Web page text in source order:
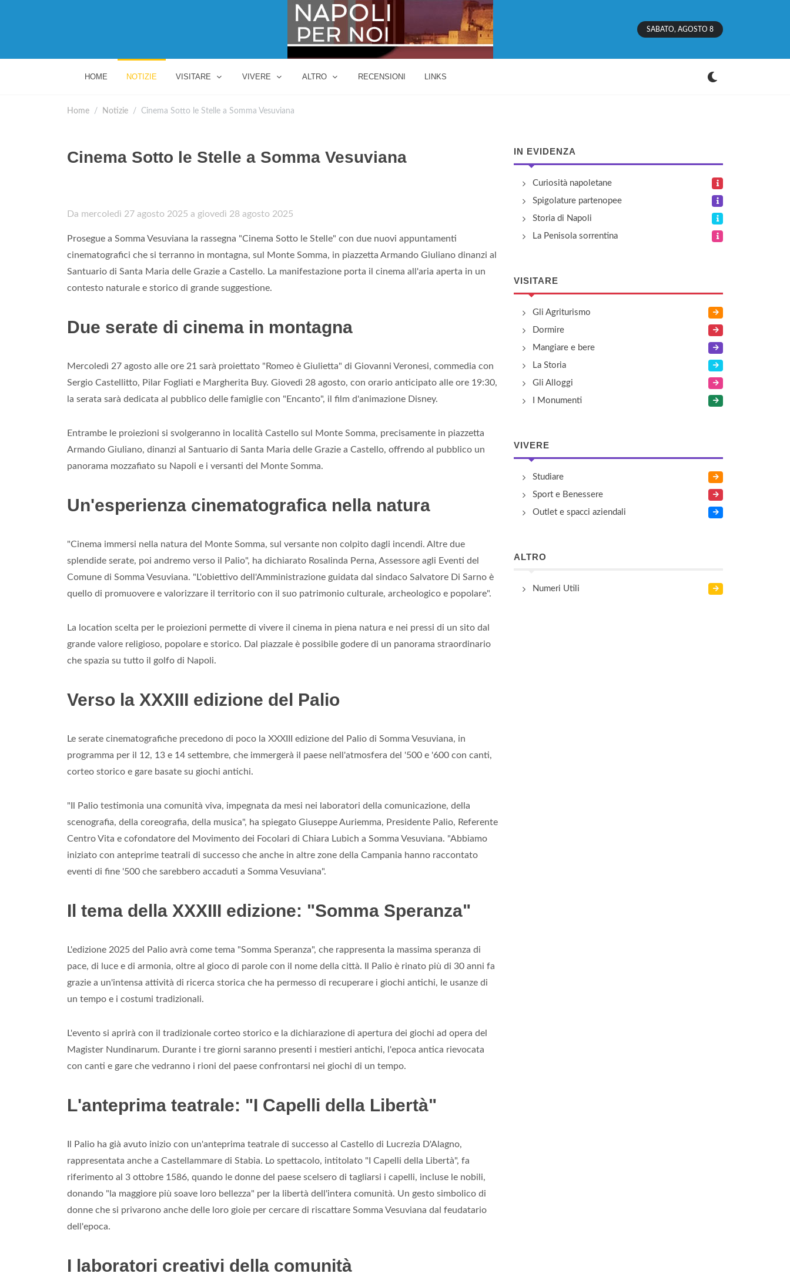
SABATO, AGOSTO 8
HOME NOTIZIE VISITARE VIVERE ALTRO RECENSIONI LINKS
Home Notizie Cinema Sotto le Stelle a Somma Vesuviana
Cinema Sotto le Stelle a Somma Vesuviana
Da mercoledì 27 agosto 2025 a giovedì 28 agosto 2025
Prosegue a Somma Vesuviana la rassegna "Cinema Sotto le Stelle" con due nuovi appuntamenti
cinematografici che si terranno in montagna, sul Monte Somma, in piazzetta Armando Giuliano dinanzi al
Santuario di Santa Maria delle Grazie a Castello. La manifestazione porta il cinema all'aria aperta in un
contesto naturale e storico di grande suggestione.
Due serate di cinema in montagna
Mercoledì 27 agosto alle ore 21 sarà proiettato "Romeo è Giulietta" di Giovanni Veronesi, commedia con
Sergio Castellitto, Pilar Fogliati e Margherita Buy. Giovedì 28 agosto, con orario anticipato alle ore 19:30,
la serata sarà dedicata al pubblico delle famiglie con "Encanto", il film d'animazione Disney.
Entrambe le proiezioni si svolgeranno in località Castello sul Monte Somma, precisamente in piazzetta
Armando Giuliano, dinanzi al Santuario di Santa Maria delle Grazie a Castello, offrendo al pubblico un
panorama mozzafiato su Napoli e i versanti del Monte Somma.
Un'esperienza cinematografica nella natura
"Cinema immersi nella natura del Monte Somma, sul versante non colpito dagli incendi. Altre due
splendide serate, poi andremo verso il Palio", ha dichiarato Rosalinda Perna, Assessore agli Eventi del
Comune di Somma Vesuviana. "L'obiettivo dell'Amministrazione guidata dal sindaco Salvatore Di Sarno è
quello di promuovere e valorizzare il territorio con il suo patrimonio culturale, archeologico e popolare".
La location scelta per le proiezioni permette di vivere il cinema in piena natura e nei pressi di un sito dal
grande valore religioso, popolare e storico. Dal piazzale è possibile godere di un panorama straordinario
che spazia su tutto il golfo di Napoli.
Verso la XXXIII edizione del Palio
Le serate cinematografiche precedono di poco la XXXIII edizione del Palio di Somma Vesuviana, in
programma per il 12, 13 e 14 settembre, che immergerà il paese nell'atmosfera del '500 e '600 con canti,
corteo storico e gare basate su giochi antichi.
"Il Palio testimonia una comunità viva, impegnata da mesi nei laboratori della comunicazione, della
scenografia, della coreografia, della musica", ha spiegato Giuseppe Auriemma, Presidente Palio, Referente
Centro Vita e cofondatore del Movimento dei Focolari di Chiara Lubich a Somma Vesuviana. "Abbiamo
iniziato con anteprime teatrali di successo che anche in altre zone della Campania hanno raccontato
eventi di fine '500 che sarebbero accaduti a Somma Vesuviana".
Il tema della XXXIII edizione: "Somma Speranza"
L'edizione 2025 del Palio avrà come tema "Somma Speranza", che rappresenta la massima speranza di
pace, di luce e di armonia, oltre al gioco di parole con il nome della città. Il Palio è rinato più di 30 anni fa
grazie a un'intensa attività di ricerca storica che ha permesso di recuperare i giochi antichi, le usanze di
un tempo e i costumi tradizionali.
L'evento si aprirà con il tradizionale corteo storico e la dichiarazione di apertura dei giochi ad opera del
Magister Nundinarum. Durante i tre giorni saranno presenti i mestieri antichi, l'epoca antica rievocata
con canti e gare che vedranno i rioni del paese confrontarsi nei giochi di un tempo.
L'anteprima teatrale: "I Capelli della Libertà"
Il Palio ha già avuto inizio con un'anteprima teatrale di successo al Castello di Lucrezia D'Alagno,
rappresentata anche a Castellammare di Stabia. Lo spettacolo, intitolato "I Capelli della Libertà", fa
riferimento al 3 ottobre 1586, quando le donne del paese scelsero di tagliarsi i capelli, incluse le nobili,
donando "la maggiore più soave loro bellezza" per la libertà dell'intera comunità. Un gesto simbolico di
donne che si privarono anche delle loro gioie per cercare di riscattare Somma Vesuviana dal feudatario
dell'epoca.
I laboratori creativi della comunità
IN EVIDENZA
Curiosità napoletane
Spigolature partenopee
Storia di Napoli
La Penisola sorrentina
VISITARE
Gli Agriturismo
Dormire
Mangiare e bere
La Storia
Gli Alloggi
I Monumenti
VIVERE
Studiare
Sport e Benessere
Outlet e spacci aziendali
ALTRO
Numeri Utili